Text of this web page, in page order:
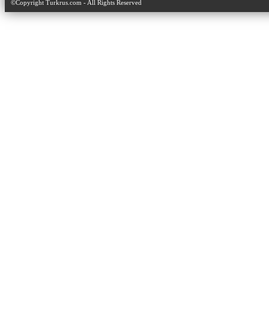
©Copyright Turkrus.com - All Rights Reserved